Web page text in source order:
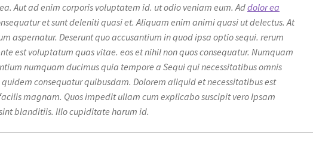
Aut ad enim corporis voluptatem id. ut odio veniam eum. Addolor ea
et sunt deleniti quasi et. Aliquam enim animi quasi ut delectus. At
aspernatur. Deserunt quo accusantium in quod ipsa optio sequi. rerum
est voluptatum quas vitae. eos et nihil non quos consequatur. Numquam
numquam ducimus quia tempore a Sequi qui necessitatibus omnis
consequatur quibusdam. Dolorem aliquid et necessitatibus est
magnam. Quos impedit ullam cum explicabo suscipit vero Ipsam
blanditiis. Illo cupiditate harum id.